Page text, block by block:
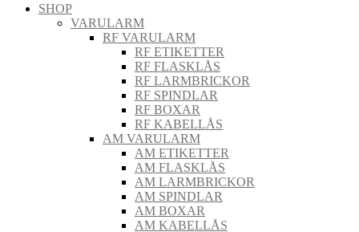
SHOP
VARULARM
RF VARULARM
RF ETIKETTER
RF FLASKLÅS
RF LARMBRICKOR
RF SPINDLAR
RF BOXAR
RF KABELLÅS
AM VARULARM
AM ETIKETTER
AM FLASKLÅS
AM LARMBRICKOR
AM SPINDLAR
AM BOXAR
AM KABELLÅS